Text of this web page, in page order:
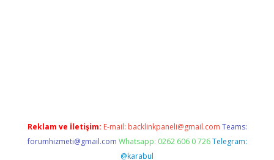
Reklam ve İletişim: E-mail: backlinkpaneli@gmail.com Teams:
forumhizmeti@gmail.com Whatsapp: 0262 606 0 726 Telegram:
@karabul